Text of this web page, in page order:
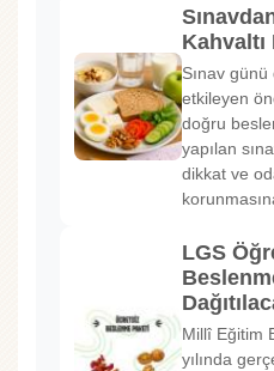
Sınav günü
etkileyen
doğru
yapılan
dikkat ve
LGS
Millî Eğitim
yılında